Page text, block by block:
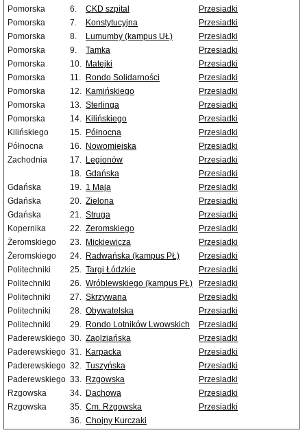
Pomorska
6. CKD szpital
Przesiadki
Pomorska
7. Konstytucyjna
Przesiadki
Pomorska
8. Lumumby (kampus UŁ)
Przesiadki
Pomorska
9. Tamka
Przesiadki
Pomorska
10. Matejki
Przesiadki
Pomorska
11. Rondo Solidarności
Przesiadki
Pomorska
12. Kamińskiego
Przesiadki
Pomorska
13. Sterlinga
Przesiadki
Pomorska
14. Kilińskiego
Przesiadki
Kilińskiego
15. Północna
Przesiadki
Północna
16. Nowomiejska
Przesiadki
Zachodnia
17. Legionów
Przesiadki
18. Gdańska
Przesiadki
Gdańska
19. 1 Maja
Przesiadki
Gdańska
20. Zielona
Przesiadki
Gdańska
21. Struga
Przesiadki
Kopernika
22. Żeromskiego
Przesiadki
Żeromskiego
23. Mickiewicza
Przesiadki
Żeromskiego
24. Radwańska (kampus PŁ)
Przesiadki
Politechniki
25. Targi Łódzkie
Przesiadki
Politechniki
26. Wróblewskiego (kampus PŁ)
Przesiadki
Politechniki
27. Skrzywana
Przesiadki
Politechniki
28. Obywatelska
Przesiadki
Politechniki
29. Rondo Lotników Lwowskich
Przesiadki
Paderewskiego 30. Zaolziańska
Przesiadki
Paderewskiego 31. Karpacka
Przesiadki
Paderewskiego 32. Tuszyńska
Przesiadki
Paderewskiego 33. Rzgowska
Przesiadki
Rzgowska
34. Dachowa
Przesiadki
Rzgowska
35. Cm. Rzgowska
Przesiadki
36. Chojny Kurczaki